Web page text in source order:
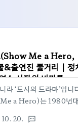
(Show Me a Hero,
출연진 줄거리 | 정
소 시장의 비망록
라 ‘도시의 드라마’입니
a Hero)는 1980년
춥니다. 선거 전략, 법원
10. 20. textsms